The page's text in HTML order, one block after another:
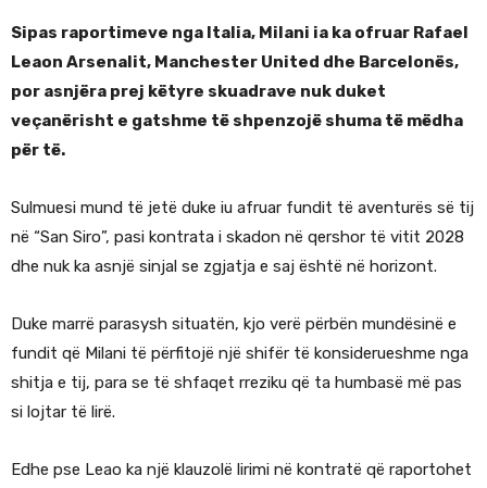
Sipas raportimeve nga Italia, Milani ia ka ofruar Rafael
Leaon Arsenalit, Manchester United dhe Barcelonës,
por asnjëra prej këtyre skuadrave nuk duket
veçanërisht e gatshme të shpenzojë shuma të mëdha
për të.
Sulmuesi mund të jetë duke iu afruar fundit të aventurës së tij
në “San Siro”, pasi kontrata i skadon në qershor të vitit 2028
dhe nuk ka asnjë sinjal se zgjatja e saj është në horizont.
Duke marrë parasysh situatën, kjo verë përbën mundësinë e
fundit që Milani të përfitojë një shifër të konsiderueshme nga
shitja e tij, para se të shfaqet rreziku që ta humbasë më pas
si lojtar të lirë.
Edhe pse Leao ka një klauzolë lirimi në kontratë që raportohet